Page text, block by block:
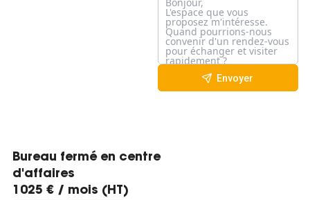
Envoyer
Bureau fermé en centre
d'affaires
1025 € / mois (HT)